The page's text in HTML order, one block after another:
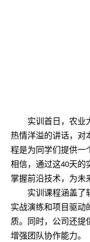
实训首日，农业
热情洋溢的讲话，对
程是为 同学们提供一
相信，通过这40天的
掌握前沿技术，为未
实训课程涵盖了
实战演练和项目驱动
质。同时，公司还提
增强团队协作能力。